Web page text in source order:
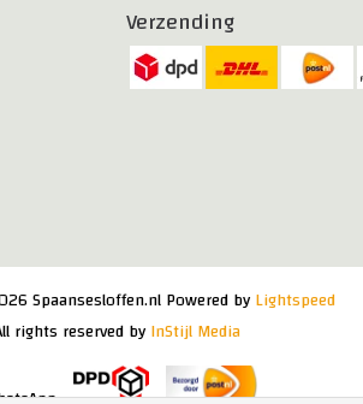
Verzending
Spaansesloffen.nl Powered byLightspeed
rights reserved byInStijl Media